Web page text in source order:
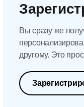
Вы сразу же
другому. Это